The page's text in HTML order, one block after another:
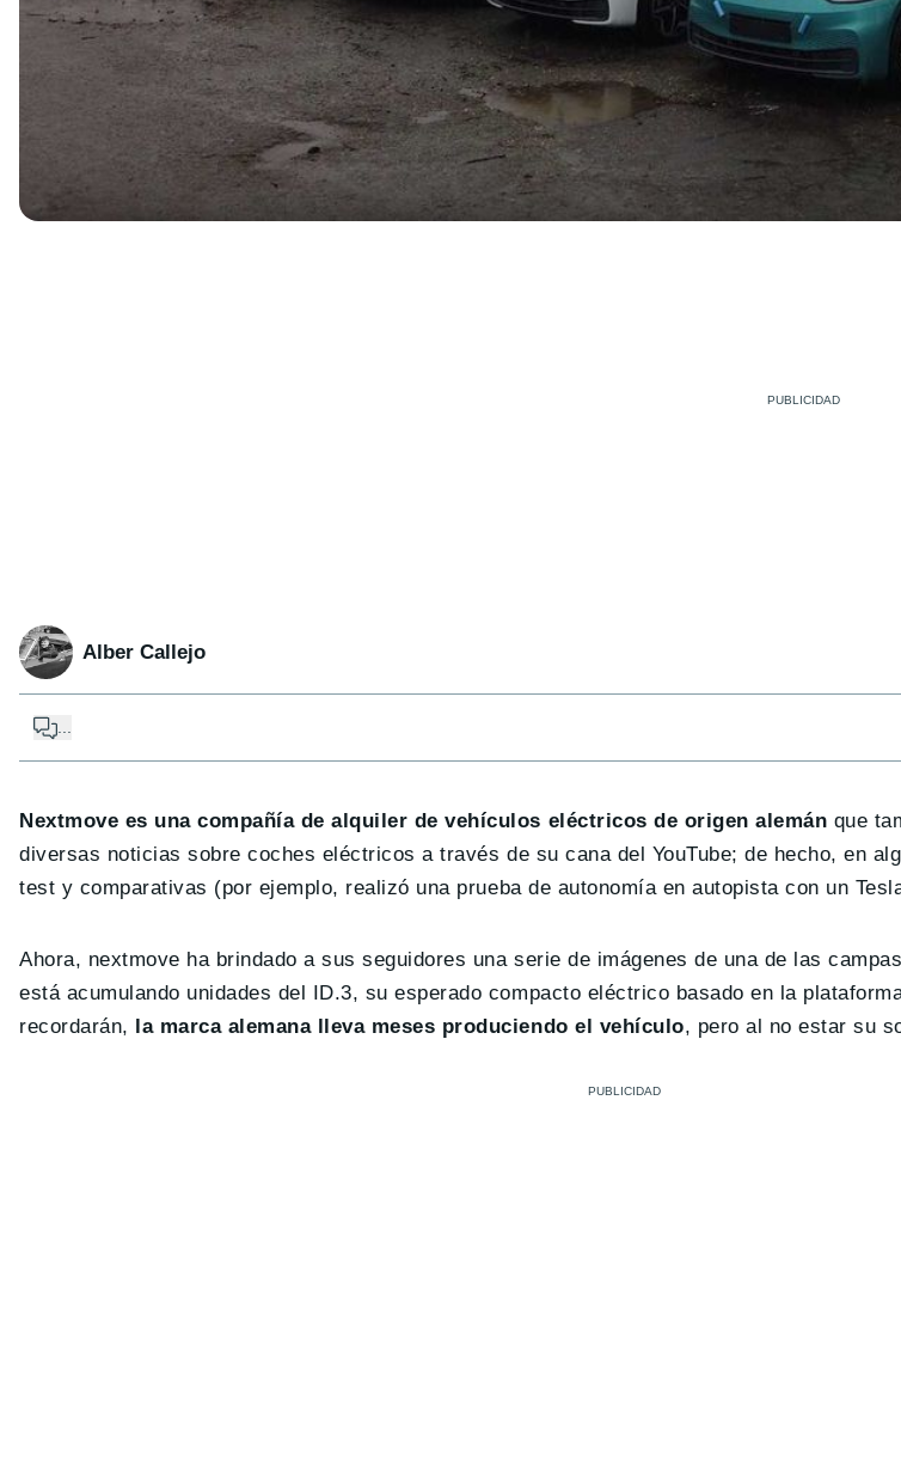
Alber Callejo
...
Nextmove es una compañía de alquiler de vehículos eléctricos de origen alemán que
diversas noticias sobre coches eléctricos a través de su cana del YouTube; de hecho, en
test y comparativas (por ejemplo, realizó una prueba de autonomía en autopista con un
Ahora, nextmove ha brindado a sus seguidores una serie de imágenes de una de las
está acumulando unidades del ID.3, su esperado compacto eléctrico basado en la
recordarán,
la marca alemana lleva meses produciendo el vehículo, pero al no estar su